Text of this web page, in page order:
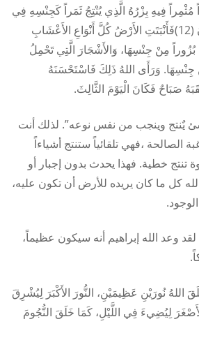
مُثْمِراً فِيهِ بِزْرُهُ الَّذِي يُنْتِجُ ثَمَراً كَجِنْسِهِ فِي
الأَرْضِ». وَهَكَذَا كَانَ (12)فَأَنْبَتَتِ الأَرْضُ كُلَّ أَنْوَاعِ الأَعْشَابِ
مِنْ جِنْسِهَا، وَالأَشْجَارَ الَّتِي تَحْمِلُ
جِنْسِهَا. وَرَأَى اللهُ ذَلِكَ فَاسْتَحْسَنَهُ
يٌنتج وينجب من نفس نوعه”. لذلك أنت
الصالحة ،فهي تلقائياً ستنتج أشياءاً
تنتج خطية. فهذا يحدث بدون إجبار أو
كل ما كان يريده للأرض أن تكون عليه،
وعد الله إبراهيم أنه سيكون عظيماً،
اللهُ نُورَيْنِ عَظِيمَيْنِ، النُّورَ الأَكْبَرَ لِيُشْرِقَ
لِيُضِيءَ فِي اللَّيْلِ، كَمَا خَلَقَ النُّجُومَ